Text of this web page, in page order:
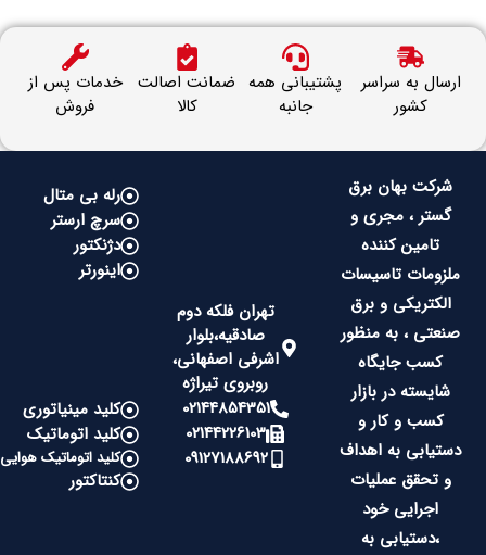
ارسال به سراسر
کشور
پشتیبانی همه
جانبه
ضمانت اصالت
کالا
خدمات پس از
فروش
شرکت بهان برق
گستر ، مجری و
تامین کننده
ملزومات تاسیسات
الکتریکی و برق
صنعتی ، به منظور
کسب جایگاه
شایسته در بازار
کسب و کار و
دستیابی به اهداف
و تحقق عملیات
اجرایی خود
،دستیابی به
تهران فلکه دوم
صادقیه،بلوار
اشرفی اصفهانی،
روبروی تیراژه
02144854351
02144226103
09127188692
رله بی متال
سرچ ارستر
دژنکتور
اینورتر
کلید مینیاتوری
کلید اتوماتیک
کلید اتوماتیک هوایی
کنتاکتور